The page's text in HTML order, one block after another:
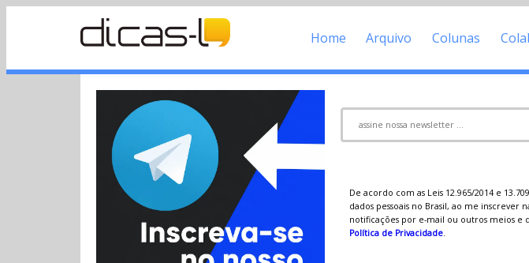
Home Arquivo Colunas
De acordo com as Leis 12.965/2014 e
dados pessoais no Brasil, ao me inscrever
notificações por e-mail ou outros meios
Política de Privacidade.